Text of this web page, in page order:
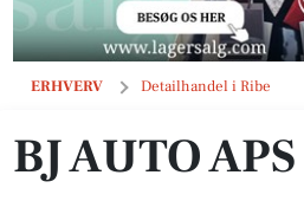
ERHVERV Detailhandel i Ribe
BJ Auto ApS
BJ AUTO APS